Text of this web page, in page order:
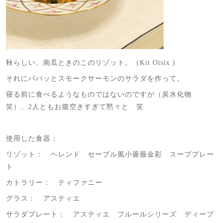
秋らしい、南瓜ときのこのリゾット。（Kit Oisix )
それにパパッとスモークサーモンのサラダを作って。
寝る前に食べるようなものではないのですが（炭水化物
笑）、2人ともお腹空きすぎて黙々と 笑
使用した食器：
リゾット： ヘレンド セーブル風小薔薇金彩 スーププレー
ト
カトラリー： ティファニー
グラス： アスティエ
サラダプレート： アスティエ フルールシリーズ ディープ